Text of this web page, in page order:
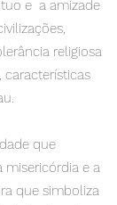
e a amizade
religiosa
que
misericórdia e a
que simboliza